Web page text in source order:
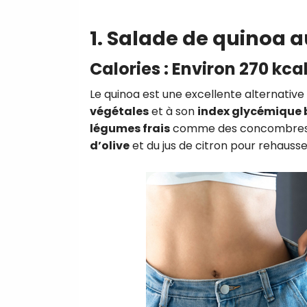
1. Salade de quinoa
Calories : Environ 270
Le quinoa est une excellente
végétaleset à son index glycémique
légumes fraiscomme des
d’oliveet du jus de citron pour